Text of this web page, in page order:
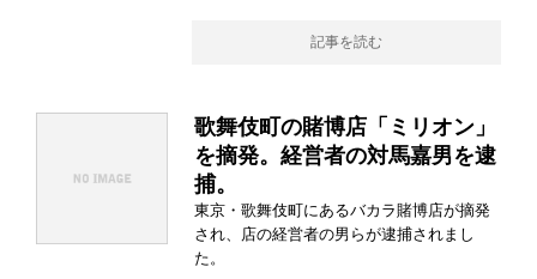
記事を読む
歌舞伎町の賭博店「ミリオン」
を摘発。経営者の対馬嘉男を逮
捕。
東京・歌舞伎町にあるバカラ賭博店が摘発
され、店の経営者の男らが逮捕されまし
た。